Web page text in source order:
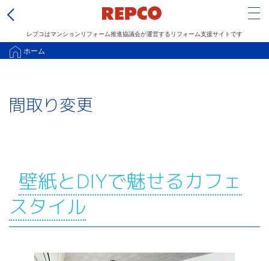
動
レプコはマンションリフォーム推進協議会が運営するリフォーム支援サイトです
ホーム
間取り変更
壁紙とDIYで魅せるカフェ
スタイル